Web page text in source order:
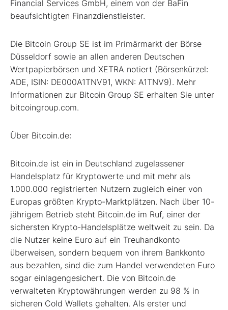
Financial Services GmbH, einem von der BaFin
beaufsichtigten Finanzdienstleister.
Die Bitcoin Group SE ist im Primärmarkt der Börse
Düsseldorf sowie an allen anderen Deutschen
Wertpapierbörsen und XETRA notiert (Börsenkürzel:
ADE, ISIN: DE000A1TNV91, WKN: A1TNV9). Mehr
Informationen zur Bitcoin Group SE erhalten Sie unter
bitcoingroup.com.
Über Bitcoin.de:
Bitcoin.de ist ein in Deutschland zugelassener
Handelsplatz für Kryptowerte und mit mehr als
1.000.000 registrierten Nutzern zugleich einer von
Europas größten Krypto-Marktplätzen. Nach über 10-
jährigem Betrieb steht Bitcoin.de im Ruf, einer der
sichersten Krypto-Handelsplätze weltweit zu sein. Da
die Nutzer keine Euro auf ein Treuhandkonto
überweisen, sondern bequem von ihrem Bankkonto
aus bezahlen, sind die zum Handel verwendeten Euro
sogar einlagengesichert. Die von Bitcoin.de
verwalteten Kryptowährungen werden zu 98 % in
sicheren Cold Wallets gehalten. Als erster und